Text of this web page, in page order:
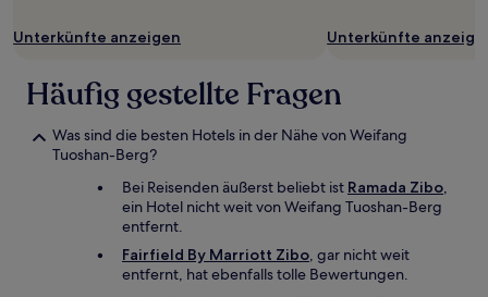
Bedingungen
Unterkünfte anzeigen Unterkünfte
Häufig gestellte Fragen
Was sind die besten Hotels in der Nähe von Weifang
Tuoshan-Berg?
Bei Reisenden äußerst beliebt ist Ramada Zibo,
ein Hotel nicht weit von Weifang Tuoshan-Berg
entfernt.
Fairfield By Marriott Zibo, gar nicht weit
entfernt, hat ebenfalls tolle Bewertungen.